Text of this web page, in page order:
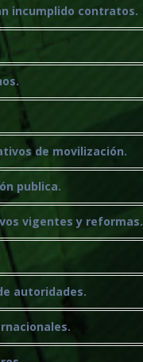
incumplido contratos.
de movilización.
publica.
vigentes y reformas.
autoridades.